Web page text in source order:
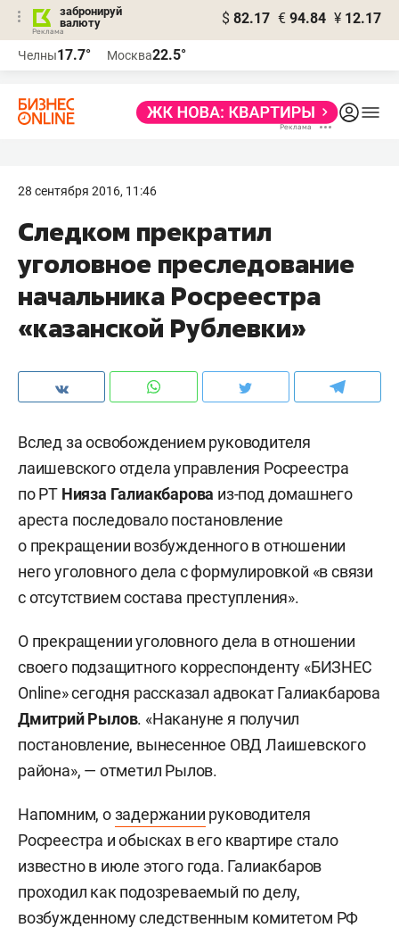
забронируй
валюту
$ 82.17 € 94.84 ¥ 12.17
Челны17.7° Москва22.5°
28 сентября 2016, 11:46
Следком прекратил
уголовное преследование
начальника Росреестра
«казанской Рублевки»
Вслед за освобождением руководителя
лаишевского отдела управления Росреестра
по РТ Нияза Галиакбарова из-под домашнего
ареста последовало постановление
о прекращении возбужденного в отношении
него уголовного дела с формулировкой «в связи
с отсутствием состава преступления».
О прекращении уголовного дела в отношении
своего подзащитного корреспонденту «БИЗНЕС
Online» сегодня рассказал адвокат Галиакбарова
Дмитрий Рылов. «Накануне я получил
постановление, вынесенное ОВД Лаишевского
района», — отметил Рылов.
Напомним, озадержании руководителя
Росреестра и обысках в его квартире стало
известно в июле этого года. Галиакбаров
проходил как подозреваемый по делу,
возбужденному следственным комитетом РФ